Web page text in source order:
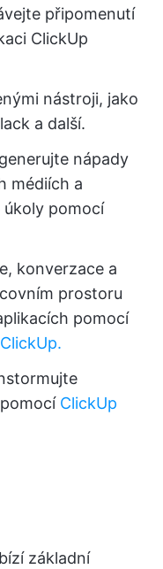
připomenutí
ClickUp
nástroji, jako
a další.
nápady
médiích a
úkoly pomocí
konverzace a
prostoru
pomocí
ClickUp
základní